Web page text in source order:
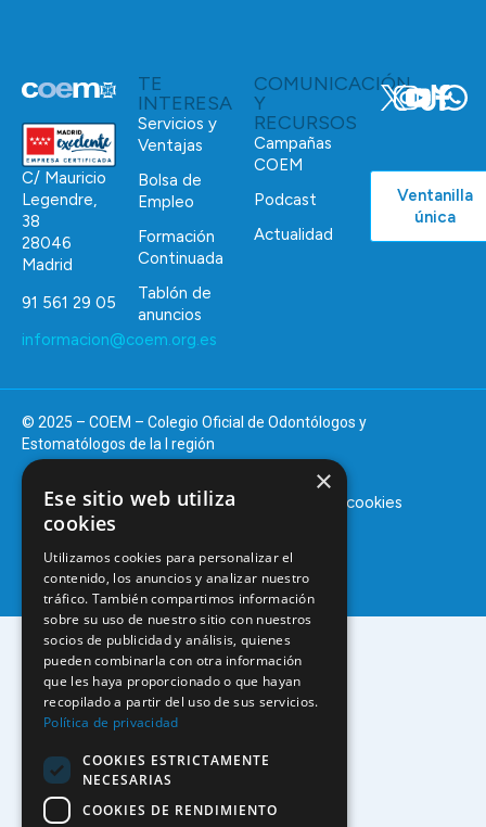
C/ Mauricio
Legendre,
38
28046
Madrid
91 561 29 05
informacion@coem.org.es
TE
INTERESA
Servicios y
Ventajas
Bolsa de
Empleo
Formación
Continuada
Tablón de
anuncios
COMUNICACIÓN
Y
RECURSOS
Campañas
COEM
Podcast
Actualidad
Ventanilla
única
© 2025 – COEM – Colegio Oficial de Odontólogos y
Estomatólogos de la I región
Aviso legalPolítica de privacidad Política de cookies
×
Ese sitio web utiliza
cookies
Utilizamos cookies para personalizar el
contenido, los anuncios y analizar nuestro
tráfico. También compartimos información
sobre su uso de nuestro sitio con nuestros
socios de publicidad y análisis, quienes
pueden combinarla con otra información
que les haya proporcionado o que hayan
recopilado a partir del uso de sus servicios.
Política de privacidad
COOKIES ESTRICTAMENTE
NECESARIAS
COOKIES DE RENDIMIENTO